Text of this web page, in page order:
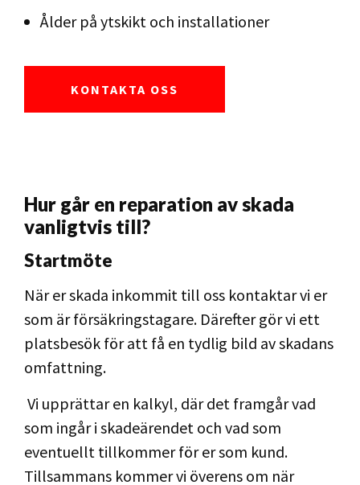
Ålder på ytskikt och installationer
KONTAKTA OSS
Hur går en reparation av skada
vanligtvis till?
Startmöte
När er skada inkommit till oss kontaktar vi er
som är försäkringstagare. Därefter gör vi ett
platsbesök för att få en tydlig bild av skadans
omfattning.
Vi upprättar en kalkyl, där det framgår vad
som ingår i skadeärendet och vad som
eventuellt tillkommer för er som kund.
Tillsammans kommer vi överens om när